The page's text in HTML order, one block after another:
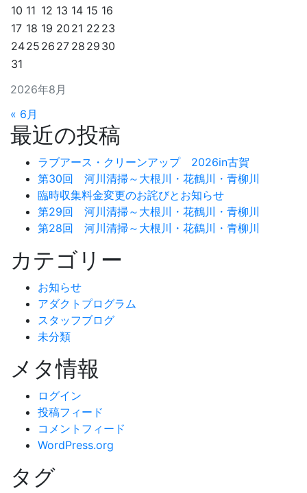
2026年8月
10 11 12 13 14 15 16
17 18 19 20 21 22 23
2425 26 27 28 29 30
31
« 6月
最近の投稿
ラブアース・クリーンアップ 2026in古賀
第30回 河川清掃～大根川・花鶴川・青柳川
臨時収集料金変更のお詫びとお知らせ
第29回 河川清掃～大根川・花鶴川・青柳川
第28回 河川清掃～大根川・花鶴川・青柳川
カテゴリー
お知らせ
アダクトプログラム
スタッフブログ
未分類
メタ情報
ログイン
投稿フィード
コメントフィード
WordPress.org
タグ